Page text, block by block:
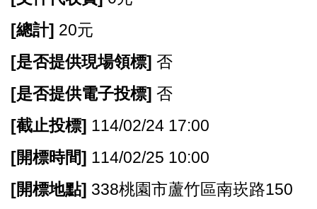
[總計] 20元
[是否提供現場領標] 否
[是否提供電子投標] 否
[截止投標] 114/02/24 17:00
[開標時間] 114/02/25 10:00
[開標地點] 338桃園市蘆竹區南崁路150